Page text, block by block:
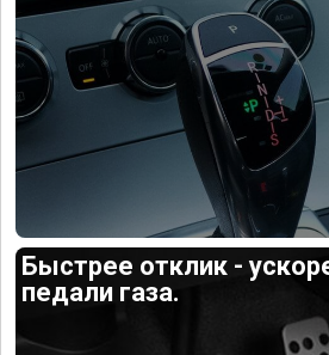
Быстрее отклик -
педали газа.